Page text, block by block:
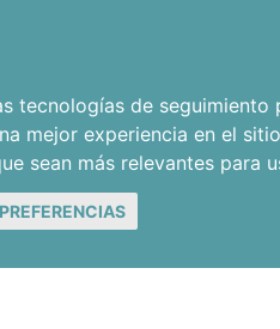
tecnologías de
mejor experiencia en el
sean más relevantes para